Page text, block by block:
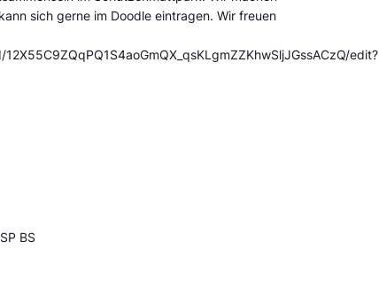
sich gerne im Doodle eintragen. Wir freuen
edit?
BS